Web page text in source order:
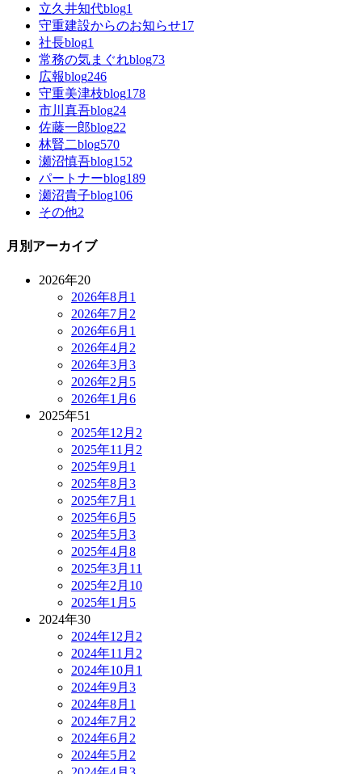
立久井知代blog1
守重建設からのお知らせ17
社長blog1
常務の気まぐれblog73
広報blog246
守重美津枝blog178
市川真吾blog24
佐藤一郎blog22
林賢二blog570
瀬沼慎吾blog152
パートナーblog189
瀬沼貴子blog106
その他2
月別アーカイブ
2026年20
2026年8月 1
2026年7月 2
2026年6月 1
2026年4月 2
2026年3月 3
2026年2月 5
2026年1月 6
2025年51
2025年12月 2
2025年11月 2
2025年9月 1
2025年8月 3
2025年7月 1
2025年6月 5
2025年5月 3
2025年4月 8
2025年3月 11
2025年2月 10
2025年1月 5
2024年30
2024年12月 2
2024年11月 2
2024年10月 1
2024年9月 3
2024年8月 1
2024年7月 2
2024年6月 2
2024年5月 2